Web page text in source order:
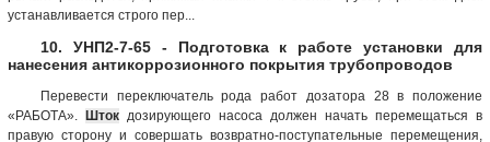
устанавливается строго пер...
10. УНП2-7-65 - Подготовка к работе установки для
нанесения антикоррозионного покрытия трубопроводов
Перевести переключатель рода работ дозатора 28 в положение
«РАБОТА». Шток дозирующего насоса должен начать перемещаться в
правую сторону и совершать возвратно-поступательные перемещения,